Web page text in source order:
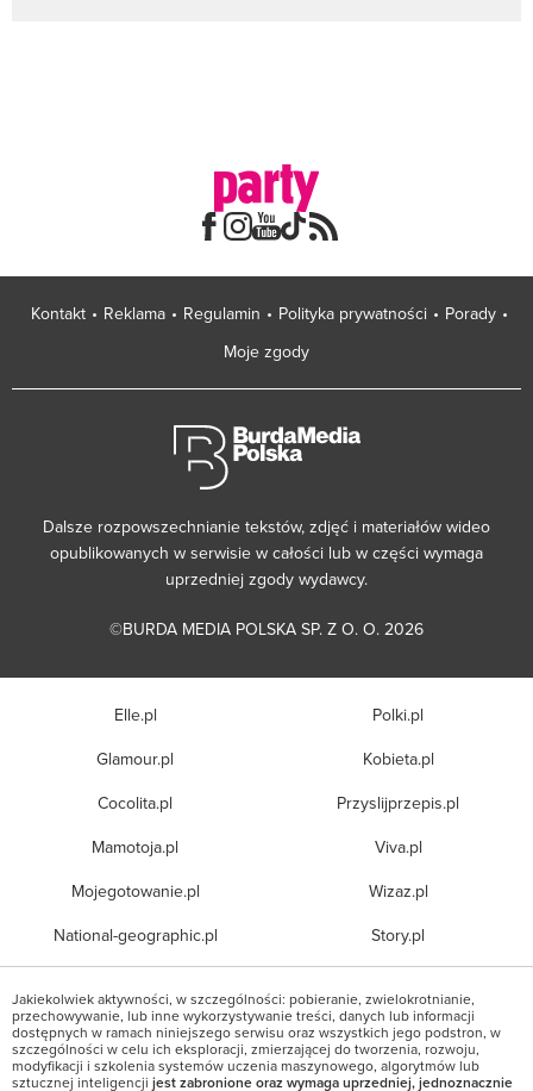
Kontakt Reklama Regulamin Polityka prywatności
Porady
Moje zgody
Dalsze rozpowszechnianie tekstów, zdjęć i materiałów wideo
opublikowanych w serwisie w całości lub w części wymaga
uprzedniej zgody wydawcy.
©BURDA MEDIA POLSKA SP. Z O. O. 2026
Elle.pl
Glamour.pl
Cocolita.pl
Mamotoja.pl
Mojegotowanie.pl
National-geographic.pl
Polki.pl
Kobieta.pl
Przyslijprzepis.pl
Viva.pl
Wizaz.pl
Story.pl
Jakiekolwiek aktywności, w szczególności: pobieranie, zwielokrotnianie,
przechowywanie, lub inne wykorzystywanie treści, danych lub informacji
dostępnych w ramach niniejszego serwisu oraz wszystkich jego podstron, w
szczególności w celu ich eksploracji, zmierzającej do tworzenia, rozwoju,
modyfikacji i szkolenia systemów uczenia maszynowego, algorytmów lub
sztucznej inteligencji jest zabronione oraz wymaga uprzedniej, jednoznacznie